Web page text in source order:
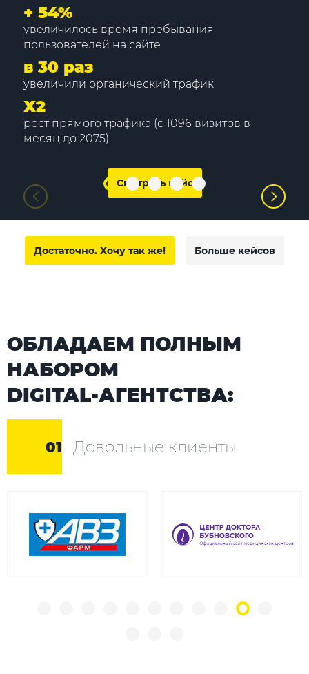
+ 54%
увеличилось время пребывания
пользователей на сайте
в 30 раз
увеличили органический трафик
Х2
рост прямого трафика (с 1096 визитов в
месяц до 2075)
Смотреть кейс
Достаточно. Хочу так же! Больше кейсов
ОБЛАДАЕМ ПОЛНЫМ
НАБОРОМ
DIGITAL-АГЕНТСТВА:
01 Довольные клиенты